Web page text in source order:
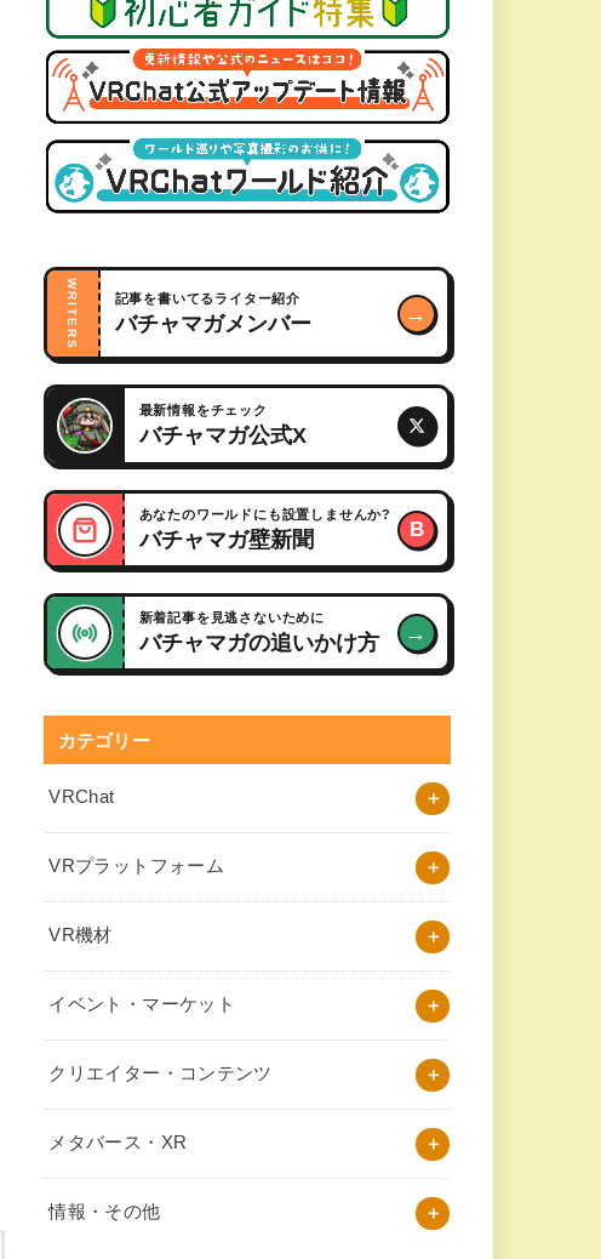
WRITERS 記事を書いてるライター紹介
バチャマガメンバー →
最新情報をチェック
バチャマガ公式X
あなたのワールドにも設置しませんか?
バチャマガ壁新聞 B
新着記事を見逃さないために
バチャマガの追いかけ方 →
カテゴリー
VRChat
VRプラットフォーム
VR機材
イベント・マーケット
クリエイター・コンテンツ
メタバース・XR
情報・その他